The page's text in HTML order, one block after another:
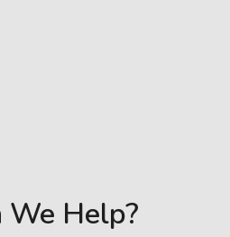
We Help?